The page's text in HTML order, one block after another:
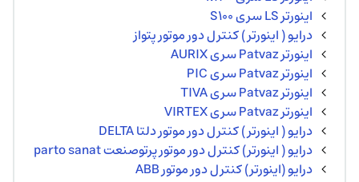
اینورتر LS سری S100
درایو ( اینورتر ) کنترل دور موتور پتواز
اینورتر Patvaz سری AURIX
اینورتر Patvaz سری PIC
اینورتر Patvaz سری TIVA
اینورتر Patvaz سری VIRTEX
درایو ( اینورتر ) کنترل دور موتور دلتا DELTA
درایو ( اینورتر) کنترل دور موتور پرتوصنعت parto sanat
درایو (اینورتر) کنترل دور موتور ABB